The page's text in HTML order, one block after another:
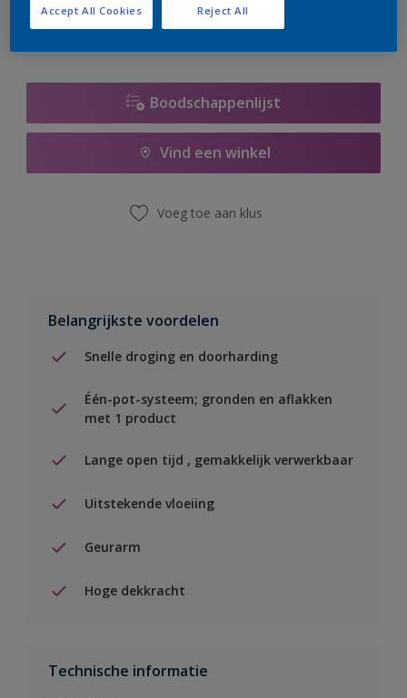
Boodschappenlijst
Vind een winkel
Voeg toe aan klus
Belangrijkste voordelen
Snelle droging en doorharding
Één-pot-systeem; gronden en aflakken
met 1 product
Lange open tijd , gemakkelijk verwerkbaar
Uitstekende vloeiing
Geurarm
Hoge dekkracht
Technische informatie
Reject All
Accept All Cookies